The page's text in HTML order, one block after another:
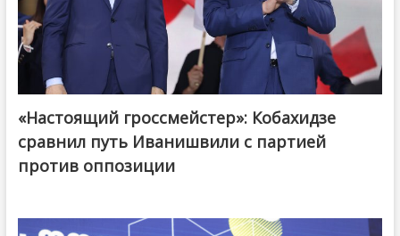
@ქართული ოცნება / Georgian Dream
«Настоящий гроссмейстер»: Кобахидзе
сравнил путь Иванишвили с партией
против оппозиции